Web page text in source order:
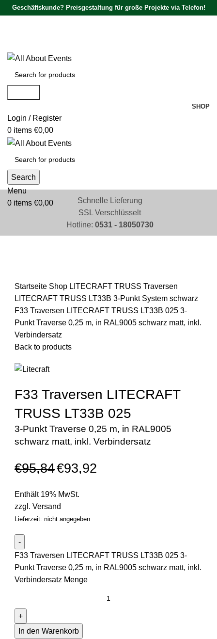
Geschäftskunde? Preisgestaltung für große Projekte via Telefon!
SHOP
Login / Register
0 items €0,00
Search
Menu
0 items €0,00
Schnelle Lieferung
SSL Verschlüsselt
Hotline: 0531 - 18050730
Startseite Shop LITECRAFT TRUSS Traversen
LITECRAFT TRUSS LT33B 3-Punkt System schwarz
F33 Traversen LITECRAFT TRUSS LT33B 025 3-
Punkt Traverse 0,25 m, in RAL9005 schwarz matt, inkl.
Verbindersatz
Back to products
F33 Traversen LITECRAFT
TRUSS LT33B 025
3-Punkt Traverse 0,25 m, in RAL9005
schwarz matt, inkl. Verbindersatz
€95,84€93,92
Enthält 19% MwSt.
zzgl. Versand
Lieferzeit: nicht angegeben
F33 Traversen LITECRAFT TRUSS LT33B 025 3-
Punkt Traverse 0,25 m, in RAL9005 schwarz matt, inkl.
Verbindersatz Menge
In den Warenkorb